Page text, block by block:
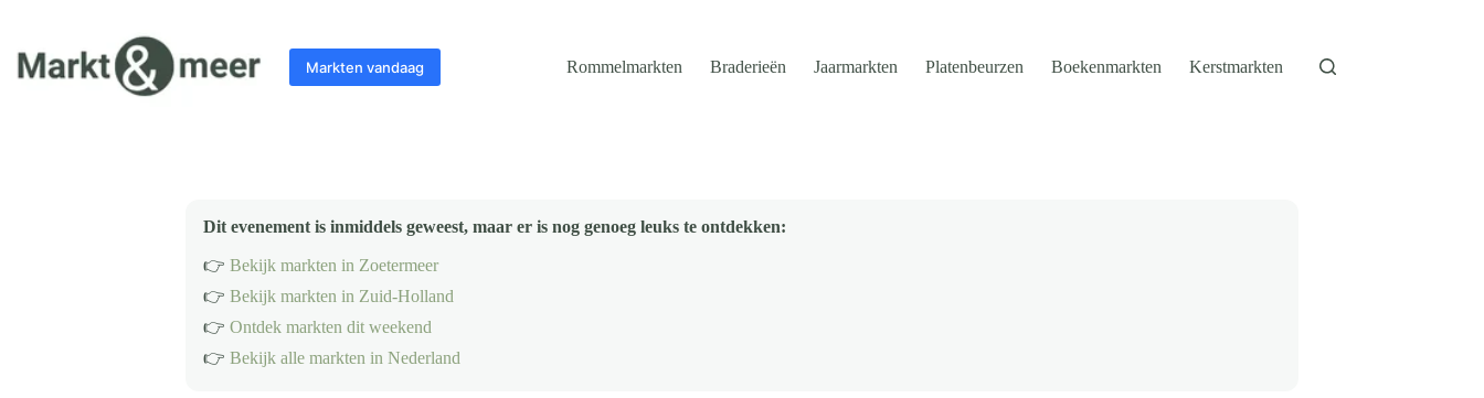
inhoud
Markten vandaag Rommelmarkten Braderieën Jaarmarkten Platenbeurzen Boekenmarkten Kerstmarkten
Dit evenement is inmiddels geweest, maar er is nog genoeg leuks te ontdekken:
👉 Bekijk markten in Zoetermeer
👉 Bekijk markten in Zuid-Holland
👉 Ontdek markten dit weekend
👉 Bekijk alle markten in Nederland